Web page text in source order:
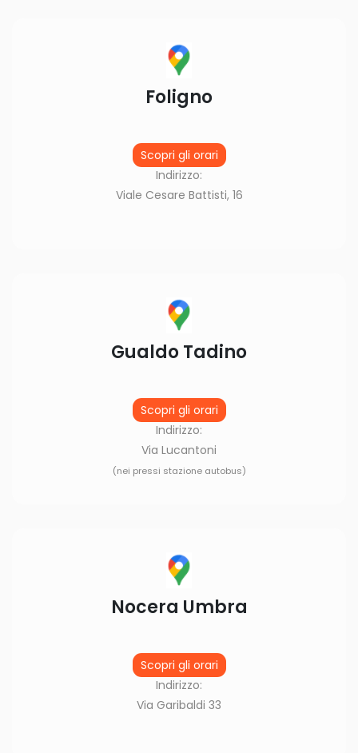
Foligno
Scopri gli orari
Indirizzo:
Viale Cesare Battisti, 16
Gualdo Tadino
Scopri gli orari
Indirizzo:
Via Lucantoni
(nei pressi stazione autobus)
Nocera Umbra
Scopri gli orari
Indirizzo:
Via Garibaldi 33